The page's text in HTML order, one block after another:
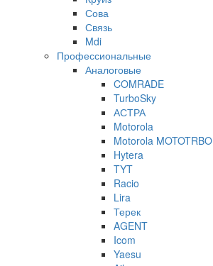
Сова
Связь
Mdi
Профессиональные
Аналоговые
COMRADE
TurboSky
АСТРА
Motorola
Motorola MOTOTRBO
Hytera
TYT
Racio
Lira
Терек
AGENT
Icom
Yaesu